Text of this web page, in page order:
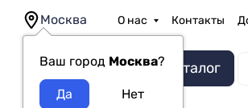
Москва
Ваш город Москва?
О нас Контакты
Каталог